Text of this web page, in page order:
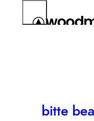
bitte